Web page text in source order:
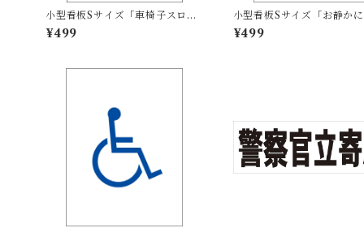
小型看板Sサイズ「車椅子スロー
プマーク（赤）」 屋外可【その
他・マーク】
¥499
小型看板Sサイズ「お静か
ク（青）」 屋外可【その他
ーク】
¥499